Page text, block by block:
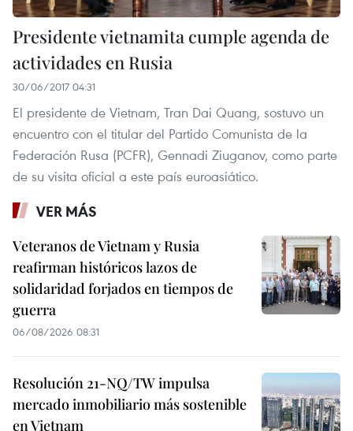
Presidente vietnamita cumple agenda de
actividades en Rusia
30/06/2017 04:31
El presidente de Vietnam, Tran Dai Quang, sostuvo un
encuentro con el titular del Partido Comunista de la
Federación Rusa (PCFR), Gennadi Ziuganov, como parte
de su visita oficial a este país euroasiático.
VER MÁS
Veteranos de Vietnam y Rusia
reafirman históricos lazos de
solidaridad forjados en tiempos de
guerra
06/08/2026 08:31
Resolución 21-NQ/TW impulsa
mercado inmobiliario más sostenible
en Vietnam